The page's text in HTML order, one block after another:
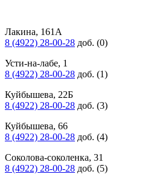
Лакина, 161А
8 (4922) 28-00-28 доб. (0)
Усти-на-лабе, 1
8 (4922) 28-00-28 доб. (1)
Куйбышева, 22Б
8 (4922) 28-00-28 доб. (3)
Куйбышева, 66
8 (4922) 28-00-28 доб. (4)
Соколова-соколенка, 31
8 (4922) 28-00-28 доб. (5)